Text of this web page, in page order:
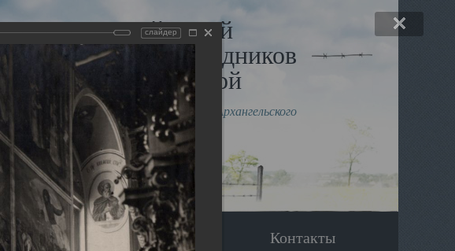
Виртуальный музей
и исповедников
Земли Архангельской
по благословлению митрополита Архангельского
и Холмогорского Даниила
Вопрос-ответ Контакты
слайдер